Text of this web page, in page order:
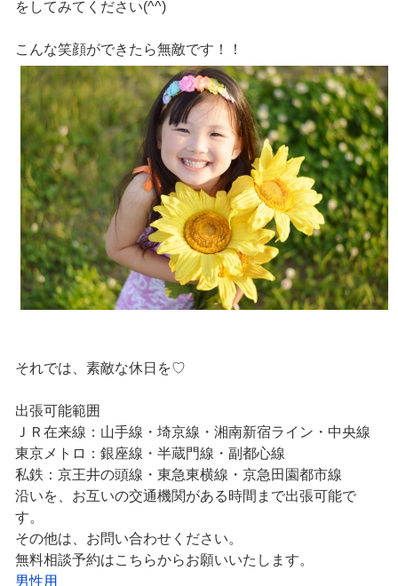
をしてみてください(^^)
こんな笑顔ができたら無敵です！！
それでは、素敵な休日を♡
出張可能範囲
ＪＲ在来線：山手線・埼京線・湘南新宿ライン・中央線
東京メトロ：銀座線・半蔵門線・副都心線
私鉄：京王井の頭線・東急東横線・京急田園都市線
沿いを、お互いの交通機関がある時間まで出張可能で
す。
その他は、お問い合わせください。
無料相談予約はこちらからお願いいたします。
男性用